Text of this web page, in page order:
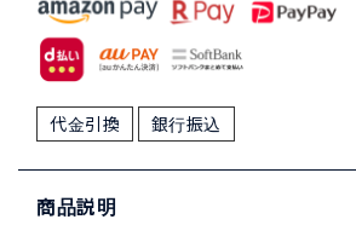
代金引換 銀行振込
商品説明